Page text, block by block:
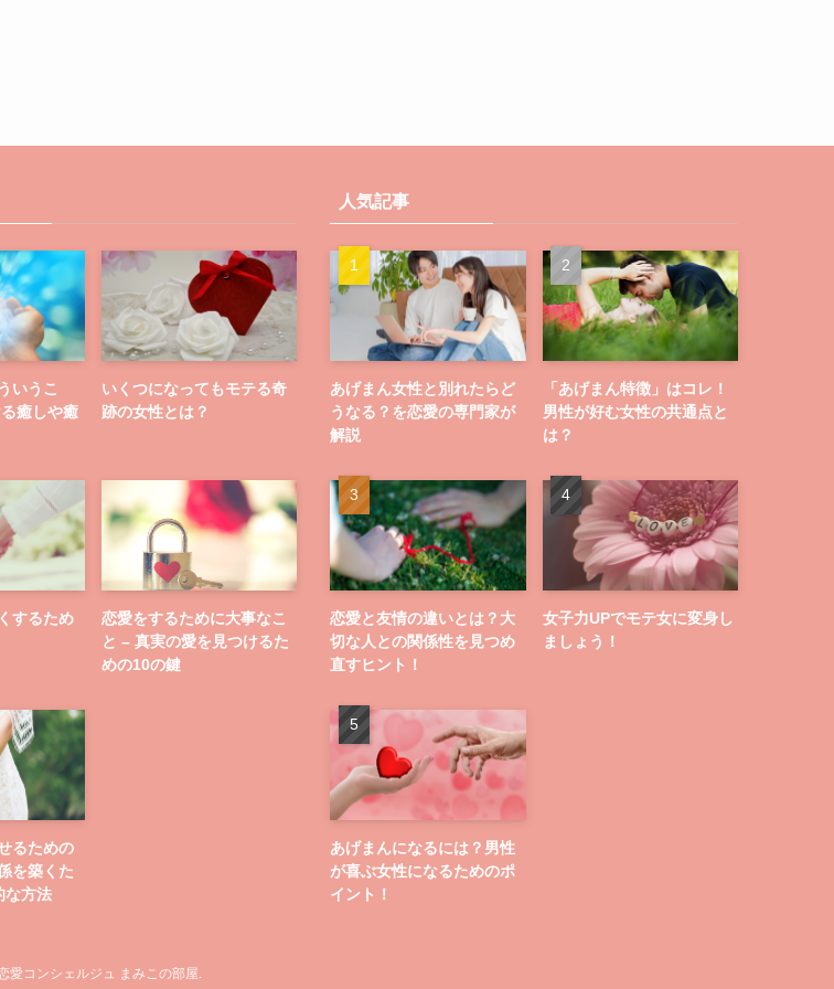
いうこ
癒しや癒
いくつになってもモテる奇
跡の女性とは？
するため
恋愛をするために大事なこ
と – 真実の愛を見つけるた
めの10の鍵
るための
を築くた
な方法
人気記事
あげまん女性と別れたらど
うなる？を恋愛の専門家が
解説
「あげまん特徴」はコレ！
男性が好む女性の共通点と
は？
恋愛と友情の違いとは？大
切な人との関係性を見つめ
直すヒント！
女子力UPでモテ女に変身し
ましょう！
あげまんになるには？男性
が喜ぶ女性になるためのポ
イント！
愛コンシェルジュ まみこの部屋.